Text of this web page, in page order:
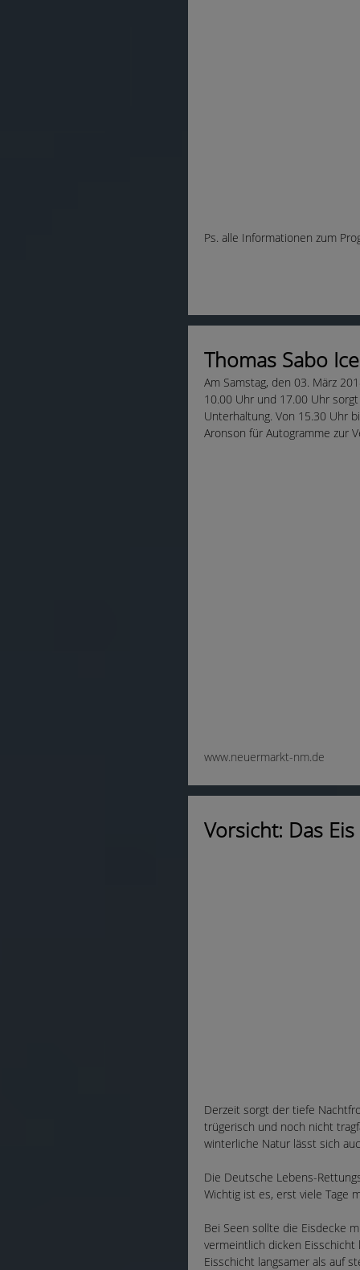
Ps. alle Informationen zum
Thomas Sabo
Am Samstag, den 03. März
10.00 Uhr und 17.00 Uhr
Unterhaltung. Von 15.30 Uhr
Aronson für Autogramme zur
www.neuermarkt-nm.de
Vorsicht: Das
Derzeit sorgt der tiefe
trügerisch und noch nicht
winterliche Natur lässt sich
Die Deutsche Lebens-
Wichtig ist es, erst viele Tage
Bei Seen sollte die Eisdecke
vermeintlich dicken
Eisschicht langsamer als auf